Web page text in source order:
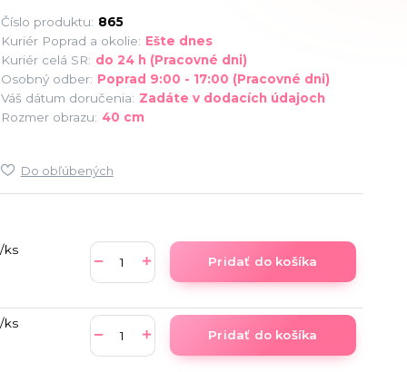
Číslo produktu: 865
Kuriér Poprad a okolie: Ešte dnes
Kuriér celá SR: do 24 h (Pracovné dni)
Osobný odber: Poprad 9:00 - 17:00 (Pracovné dni)
Váš dátum doručenia: Zadáte v dodacích údajoch
Rozmer obrazu: 40 cm
Do obľúbených
/ks
Pridať do košíka
/ks
Pridať do košíka